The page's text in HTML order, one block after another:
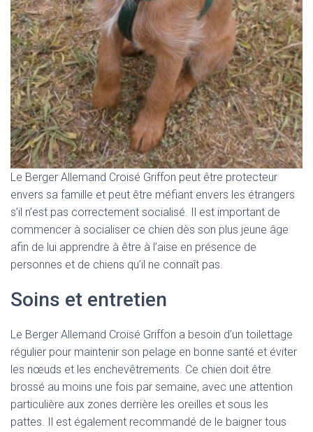
Le Berger Allemand Croisé Griffon peut être protecteur
envers sa famille et peut être méfiant envers les étrangers
s’il n’est pas correctement socialisé. Il est important de
commencer à socialiser ce chien dès son plus jeune âge
afin de lui apprendre à être à l’aise en présence de
personnes et de chiens qu’il ne connaît pas.
Soins et entretien
Le Berger Allemand Croisé Griffon a besoin d’un toilettage
régulier pour maintenir son pelage en bonne santé et éviter
les nœuds et les enchevêtrements. Ce chien doit être
brossé au moins une fois par semaine, avec une attention
particulière aux zones derrière les oreilles et sous les
pattes. Il est également recommandé de le baigner tous